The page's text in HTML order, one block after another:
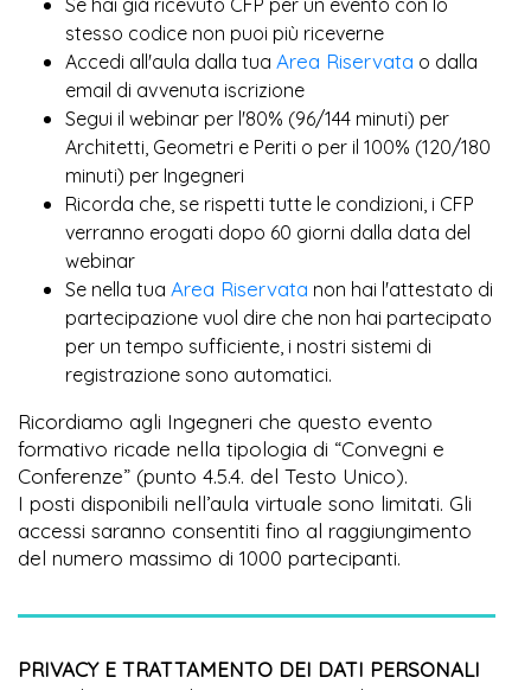
stesso codice non puoi più riceverne
Accedi all'aula dalla tua Area Riservata o dalla
email di avvenuta iscrizione
Segui il webinar per l'80% (96/144 minuti) per
Architetti, Geometri e Periti o per il 100% (120/180
minuti) per Ingegneri
Ricorda che, se rispetti tutte le condizioni, i CFP
verranno erogati dopo 60 giorni dalla data del
webinar
Se nella tua Area Riservata non hai l'attestato di
partecipazione vuol dire che non hai partecipato
per un tempo sufficiente, i nostri sistemi di
registrazione sono automatici.
Ricordiamo agli Ingegneri che questo evento
formativo ricade nella tipologia di “Convegni e
Conferenze” (punto 4.5.4. del Testo Unico).
I posti disponibili nell’aula virtuale sono limitati. Gli
accessi saranno consentiti fino al raggiungimento
del numero massimo di 1000 partecipanti.
PRIVACY E TRATTAMENTO DEI DATI PERSONALI